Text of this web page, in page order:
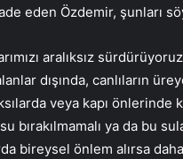
eden Özdemir, şunları
aralıksız
alanlar dışında, canlıların
veya kapı önlerinde
bırakılmamalı ya da bu
bireysel önlem alırsa